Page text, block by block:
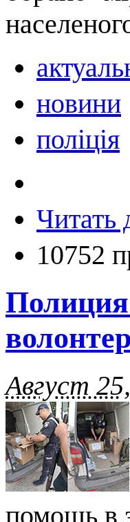
новини
поліція
Читать
10752
Полиция
Август
помощь в